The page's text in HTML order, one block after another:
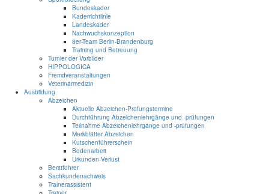
Bundeskader
Kaderrichtlinie
Landeskader
Nachwuchskonzeption
8er-Team Berlin-Brandenburg
Training und Betreuung
Turnier der Vorbilder
HIPPOLOGICA
Fremdveranstaltungen
Veterinärmedizin
Ausbildung
Abzeichen
Aktuelle Abzeichen-Prüfungstermine
Durchführung Abzeichenlehrgänge und -prüfungen
Teilnahme Abzeichenlehrgänge und -prüfungen
Merkblätter Abzeichen
Kutschenführerschein
Bodenarbeit
Urkunden-Verlust
Berittführer
Sachkundenachweis
Trainerassistent